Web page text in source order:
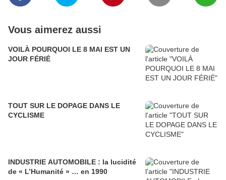
Vous aimerez aussi
VOILÀ POURQUOI LE 8 MAI EST UN
JOUR FÉRIÉ
TOUT SUR LE DOPAGE DANS LE
CYCLISME
INDUSTRIE AUTOMOBILE : la lucidité
de « L’Humanité » … en 1990